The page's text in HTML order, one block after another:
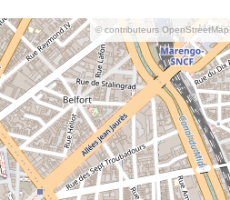
© contributeurs OpenStreetMap